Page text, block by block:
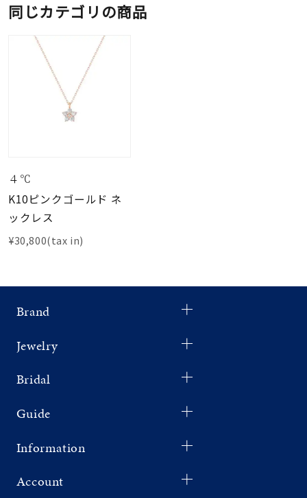
同じカテゴリの商品
４℃
K10ピンクゴールド ネ
ックレス
¥30,800(tax in)
Brand
Jewelry
Bridal
Guide
Information
Account